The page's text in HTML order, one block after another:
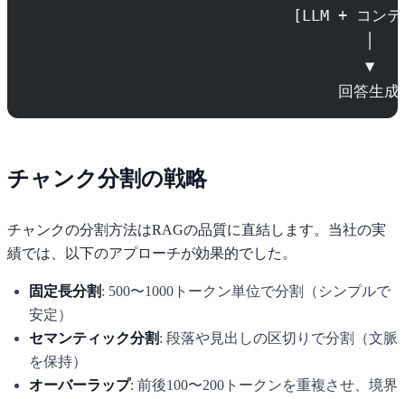
[LLM + コンテ
                                      ▼
                                   回答生成
チャンク分割の戦略
チャンクの分割方法はRAGの品質に直結します。当社の実
績では、以下のアプローチが効果的でした。
固定長分割: 500〜1000トークン単位で分割（シンプルで
安定）
セマンティック分割: 段落や見出しの区切りで分割（文脈
を保持）
オーバーラップ: 前後100〜200トークンを重複させ、境界